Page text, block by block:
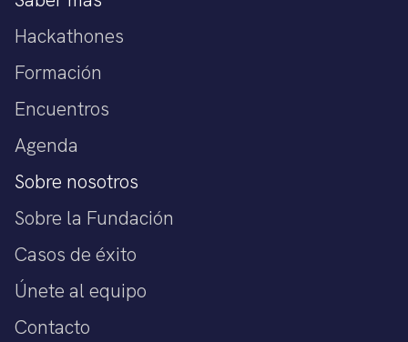
Hackathones
Formación
Encuentros
Agenda
Sobre nosotros
Sobre la Fundación
Casos de éxito
Únete al equipo
Contacto